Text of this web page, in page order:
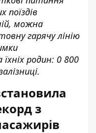
поїздів
можна
гарячу лінію
родин: 0 800
з